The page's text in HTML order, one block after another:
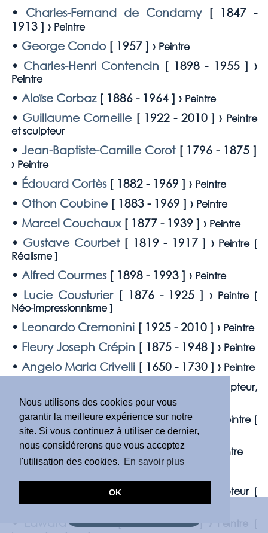
Nous utilisons des cookies pour vous
garantir la meilleure expérience sur notre
site. Si vous continuez à utiliser ce dernier,
nous considérerons que vous acceptez
l'utilisation des cookies. En savoir plus
OK
• Charles-Fernand de Condamy[
1847 -
1913] › Peintre
• George Condo[ 1957] › Peintre
• Charles-Henri Contencin [ 1898 - 1955] ›
Peintre
• Aloïse Corbaz[ 1886 - 1964] › Peintre
• Guillaume Corneille [ 1922 - 2010] › Peintre
et sculpteur
•Jean-Baptiste-Camille Corot[ 1796 - 1875]
› Peintre
• Édouard Cortès[ 1882 - 1969 ] › Peintre
• Othon Coubine[ 1883 - 1969 ] › Peintre
• Marcel Couchaux[ 1877 - 1939 ] › Peintre
• Gustave Courbet[ 1819 - 1917] › Peintre [
Réalisme]
• Alfred Courmes[ 1898 - 1993] › Peintre
• Lucie Cousturier[ 1876 - 1925 ] › Peintre [
Néo-impressionnisme]
• Leonardo Cremonini [ 1925 - 2010] › Peintre
• Fleury Joseph Crépin [ 1875 - 1948] › Peintre
• Angelo Maria Crivelli[ 1650 - 1730] › Peintre
Sculpteur,
dessinateur et peintre
•Henri-Edmond Cross[1856 - 1910
Peintre [
Pointillisme]
•Jean Joseph Crotti [1878 - 1958 Peintre
1930 - 2011
[1888 - 1971
Sculpteur [
Cubisme]
Edward Cucuel[1875 - 1954] ›